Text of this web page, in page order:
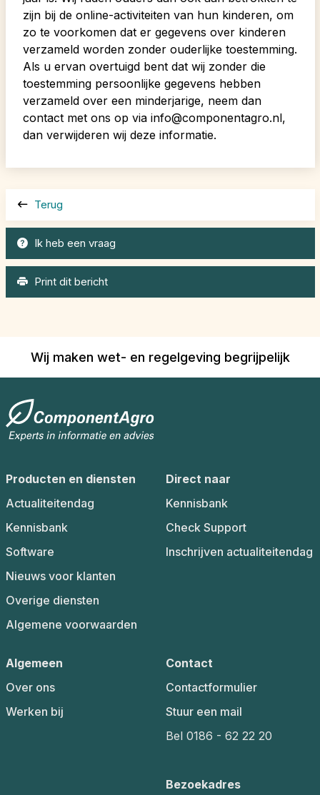
zijn bij de online-activiteiten van hun kinderen, om
zo te voorkomen dat er gegevens over kinderen
verzameld worden zonder ouderlijke toestemming.
Als u ervan overtuigd bent dat wij zonder die
toestemming persoonlijke gegevens hebben
verzameld over een minderjarige, neem dan
contact met ons op via info@componentagro.nl,
dan verwijderen wij deze informatie.
Terug
Ik heb een vraag
Print dit bericht
Wij maken wet- en regelgeving begrijpelijk
Producten en diensten
Actualiteitendag
Kennisbank
Software
Nieuws voor klanten
Overige diensten
Algemene voorwaarden
Direct naar
Kennisbank
Check Support
Inschrijven actualiteitendag
Algemeen
Over ons
Werken bij
Contact
Contactformulier
Stuur een mail
Bel 0186 - 62 22 20
Bezoekadres